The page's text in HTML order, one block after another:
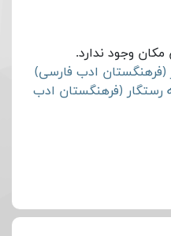
وجود ندارد.
(فرهنگستان ادب فارسی)
رستگار (فرهنگستان ادب